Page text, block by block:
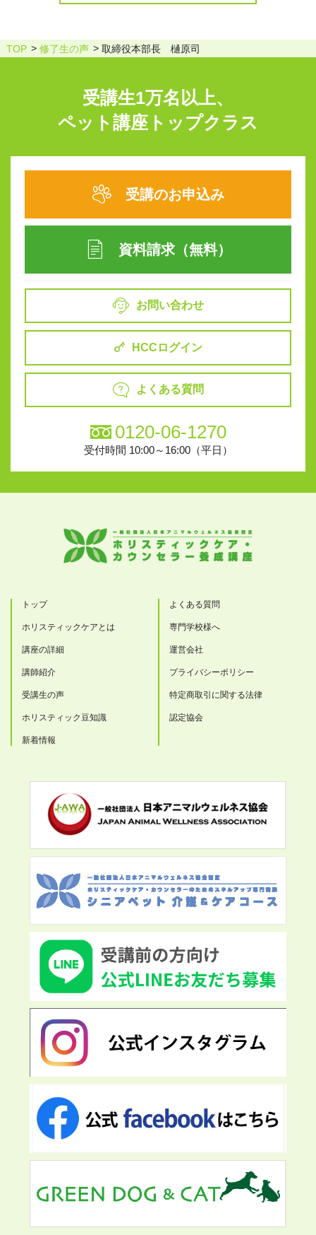
TOP 修了生の声 取締役本部長 樋原司
受講生1万名以上、
ペット講座トップクラス
受講のお申込み
資料請求（無料）
お問い合わせ
HCCログイン
よくある質問
0120-06-1270
受付時間 10:00～16:00（平日）
トップ
ホリスティックケアとは
講座の詳細
講師紹介
受講生の声
ホリスティック豆知識
新着情報
よくある質問
専門学校様へ
運営会社
プライバシーポリシー
特定商取引に関する法律
認定協会